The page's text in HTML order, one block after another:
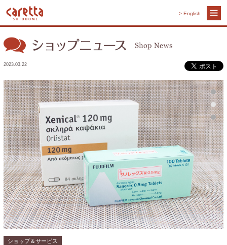
> English
2023.03.22
ショップ＆サービス